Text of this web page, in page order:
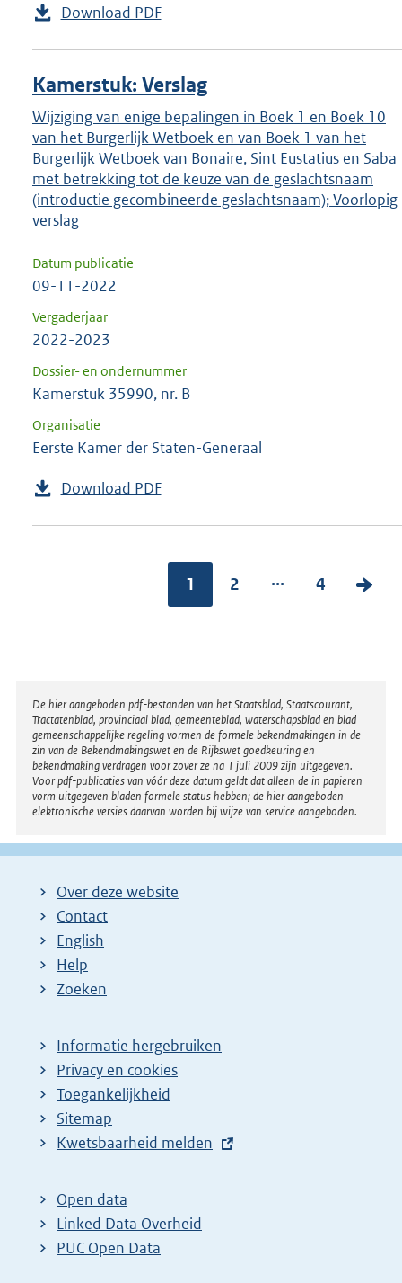
Download PDF
Kamerstuk: Verslag
Wijziging van enige bepalingen in Boek 1 en Boek 10
van het Burgerlijk Wetboek en van Boek 1 van het
Burgerlijk Wetboek van Bonaire, Sint Eustatius en Saba
met betrekking tot de keuze van de geslachtsnaam
(introductie gecombineerde geslachtsnaam); Voorlopig
verslag
Datum publicatie
09-11-2022
Vergaderjaar
2022-2023
Dossier- en ondernummer
Kamerstuk 35990, nr. B
Organisatie
Eerste Kamer der Staten-Generaal
Download PDF
1 2 ... 4
V
g
Disclaimer
De hier aangeboden pdf-bestanden van het Staatsblad, Staatscourant,
Tractatenblad, provinciaal blad, gemeenteblad, waterschapsblad en blad
gemeenschappelijke regeling vormen de formele bekendmakingen in de
zin van de Bekendmakingswet en de Rijkswet goedkeuring en
bekendmaking verdragen voor zover ze na 1 juli 2009 zijn uitgegeven.
Voor pdf-publicaties van vóór deze datum geldt dat alleen de in papieren
vorm uitgegeven bladen formele status hebben; de hier aangeboden
elektronische versies daarvan worden bij wijze van service aangeboden.
Over deze website
Contact
English
Help
Zoeken
Informatie hergebruiken
Privacy en cookies
Toegankelijkheid
Sitemap
E
t
e
r
Kwetsbaarheid melden
Open data
Linked Data Overheid
PUC Open Data